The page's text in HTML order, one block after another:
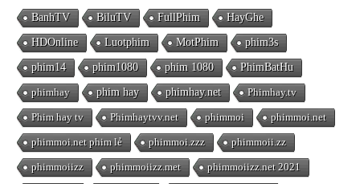
BanhTV BiluTV FullPhim HayGhe
HDOnline Luotphim MotPhim phim3s
phim14 phim1080 phim 1080 PhimBatHu
phimhay phim hay phimhay.net Phimhay.tv
Phim hay tv Phimhaytvv.net phimmoi phimmoi.net
phimmoi.net phim lẻ phimmoi.zzz phimmoii.zz
phimmoiizz phimmoiizz.met phimmoiizz.net 2021